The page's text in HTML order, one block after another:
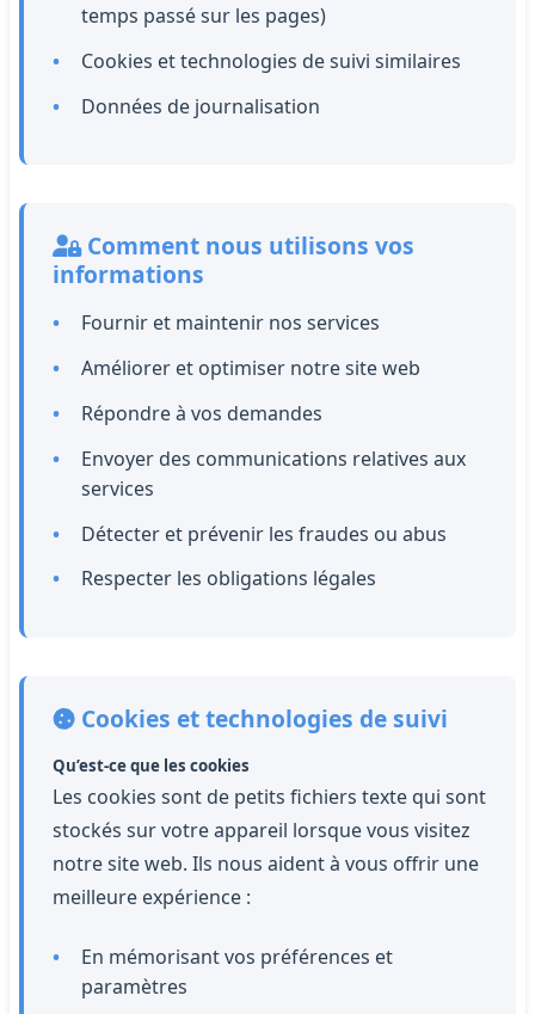
temps passé sur les pages)
Cookies et technologies de suivi similaires
Données de journalisation
Comment nous utilisons vos
informations
Fournir et maintenir nos services
Améliorer et optimiser notre site web
Répondre à vos demandes
Envoyer des communications relatives aux
services
Détecter et prévenir les fraudes ou abus
Respecter les obligations légales
Cookies et technologies de suivi
Qu’est-ce que les cookies
Les cookies sont de petits fichiers texte qui sont
stockés sur votre appareil lorsque vous visitez
notre site web. Ils nous aident à vous offrir une
meilleure expérience :
En mémorisant vos préférences et
paramètres